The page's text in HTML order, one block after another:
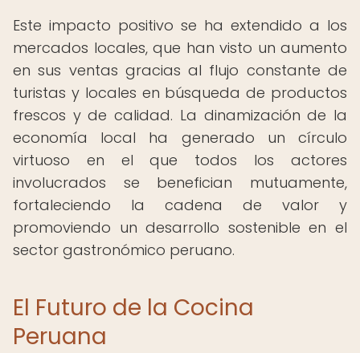
Este impacto positivo se ha extendido a los
mercados locales, que han visto un aumento
en sus ventas gracias al flujo constante de
turistas y locales en búsqueda de productos
frescos y de calidad. La dinamización de la
economía local ha generado un círculo
virtuoso en el que todos los actores
involucrados se benefician mutuamente,
fortaleciendo la cadena de valor y
promoviendo un desarrollo sostenible en el
sector gastronómico peruano.
El Futuro de la Cocina
Peruana